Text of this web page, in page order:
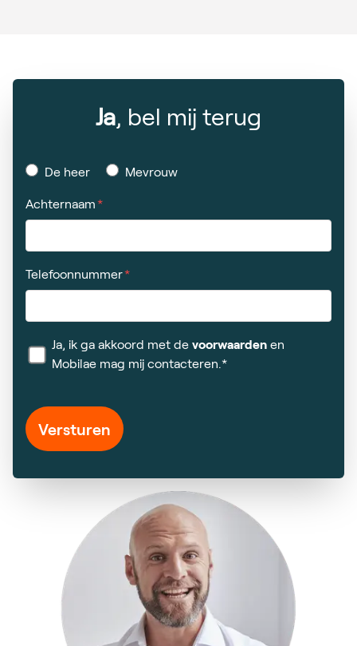
Ja, bel mij terug
De heer Mevrouw
Achternaam
Telefoonnummer
Ja, ik ga akkoord met de voorwaarden en
Mobilae mag mij contacteren.*
Versturen